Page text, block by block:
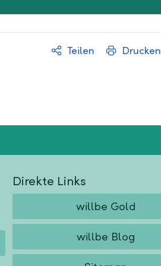
Teilen Drucken
Direkte Links
willbe Gold
willbe Blog